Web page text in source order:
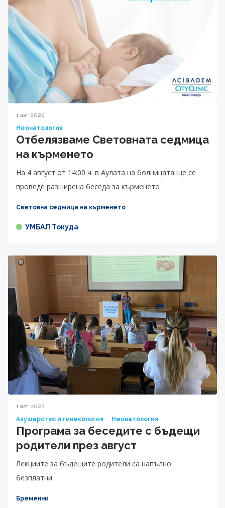
1 авг 2022
Неонатология
Отбелязваме Световната седмица
на кърменето
На 4 август от 14:00 ч. в Аулата на болницата ще се
проведе разширена беседа за кърменето
Световна седмица на кърменето
УМБАЛ Токуда
1 авг 2022
Акушерство и гинекология
Неонатология
Програма за беседите с бъдещи
родители през август
Лекциите за бъдещите родители са напълно
безплатни
Бременни